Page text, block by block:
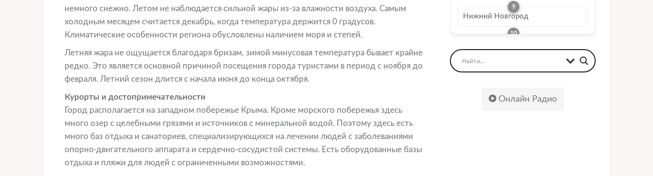
немного снежно. Летом не наблюдается сильной жары из-за влажности воздуха. Самым
холодным месяцем считается декабрь, когда температура держится 0 градусов.
Климатические особенности региона обусловлены наличием моря и степей.
Летняя жара не ощущается благодаря бризам, зимой минусовая температура бывает крайне
редко. Это является основной причиной посещения города туристами в период с ноября до
февраля. Летний сезон длится с начала июня до конца октября.
Курорты и достопримечательности
Город располагается на западном побережье Крыма. Кроме морского побережья здесь
много озер с целебными грязями и источников с минеральной водой. Поэтому здесь есть
много баз отдыха и санаториев, специализирующихся на лечении людей с заболеваниями
опорно-двигательного аппарата и сердечно-сосудистой системы. Есть оборудованные базы
отдыха и пляжи для людей с ограниченными возможностями.
Нижний Новгород
Онлайн Радио